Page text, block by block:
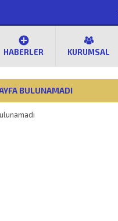
HABERLER KURUMSAL
BULUNAMADI